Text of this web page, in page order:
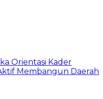
Orientasi Kader
Membangun Daerah